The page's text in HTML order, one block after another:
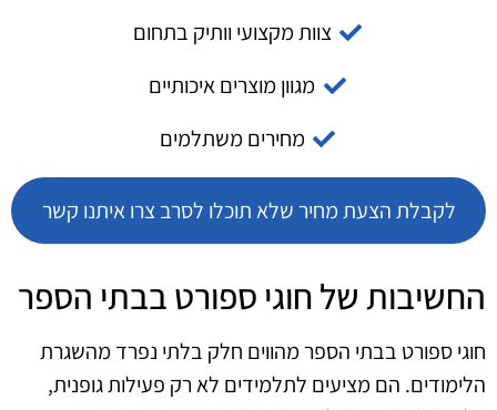
צוות מקצועי וותיק בתחום
מגוון מוצרים איכותיים
מחירים משתלמים
לקבלת הצעת מחיר שלא תוכלו לסרב צרו איתנו קשר
החשיבות של חוגי ספורט בבתי הספר
חוגי ספורט בבתי הספר מהווים חלק בלתי נפרד מהשגרת
הלימודים. הם מציעים לתלמידים לא רק פעילות גופנית,